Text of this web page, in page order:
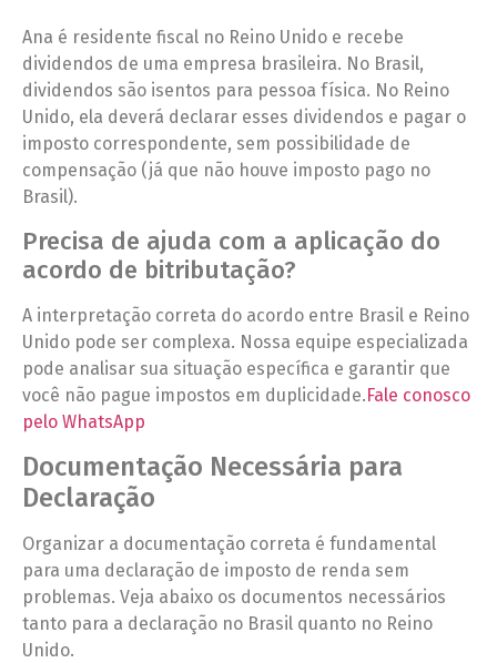
Ana é residente fiscal no Reino Unido e recebe
dividendos de uma empresa brasileira. No Brasil,
dividendos são isentos para pessoa física. No Reino
Unido, ela deverá declarar esses dividendos e pagar o
imposto correspondente, sem possibilidade de
compensação (já que não houve imposto pago no
Brasil).
Precisa de ajuda com a aplicação do
acordo de bitributação?
A interpretação correta do acordo entre Brasil e Reino
Unido pode ser complexa. Nossa equipe especializada
pode analisar sua situação específica e garantir que
você não pague impostos em duplicidade.Fale conosco
pelo WhatsApp
Documentação Necessária para
Declaração
Organizar a documentação correta é fundamental
para uma declaração de imposto de renda sem
problemas. Veja abaixo os documentos necessários
tanto para a declaração no Brasil quanto no Reino
Unido.